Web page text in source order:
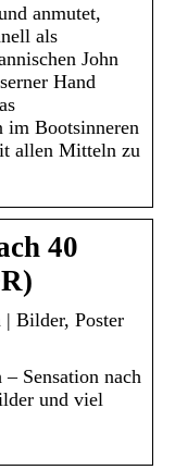
anmutet,
als
John
Hand
im Bootsinneren
allen Mitteln zu
40
| Bilder, Poster
Sensation nach
und viel